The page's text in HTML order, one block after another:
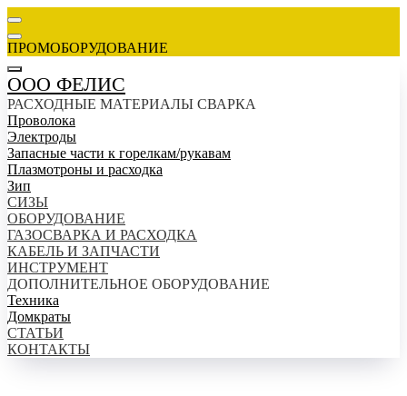
ПРОМОБОРУДОВАНИЕ
ООО ФЕЛИС
РАСХОДНЫЕ МАТЕРИАЛЫ СВАРКА
Проволока
Электроды
Запасные части к горелкам/рукавам
Плазмотроны и расходка
Зип
СИЗЫ
ОБОРУДОВАНИЕ
ГАЗОСВАРКА И РАСХОДКА
КАБЕЛЬ И ЗАПЧАСТИ
ИНСТРУМЕНТ
ДОПОЛНИТЕЛЬНОЕ ОБОРУДОВАНИЕ
Техника
Домкраты
СТАТЬИ
КОНТАКТЫ